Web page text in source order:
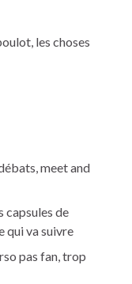
les choses
meet and
capsules de
qui va suivre
pas fan, trop